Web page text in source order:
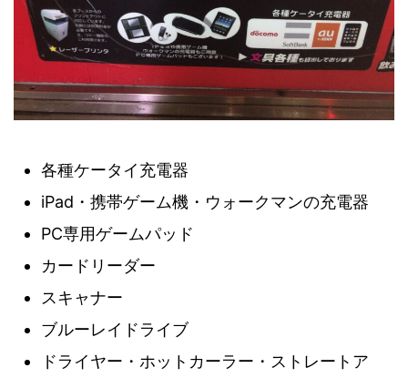
各種ケータイ充電器
iPad・携帯ゲーム機・ウォークマンの充電器
PC専用ゲームパッド
カードリーダー
スキャナー
ブルーレイドライブ
ドライヤー・ホットカーラー・ストレートア